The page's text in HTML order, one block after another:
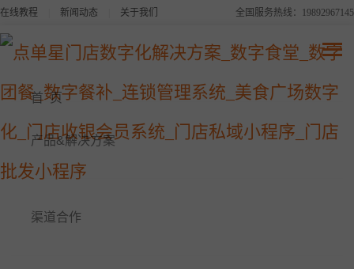
在线教程 新闻动态 关于我们 全国服务热线：19892967145
首 页
产品&解决方案
美食广场数字化解决方案
点单星数字食堂解决方案
渠道合作